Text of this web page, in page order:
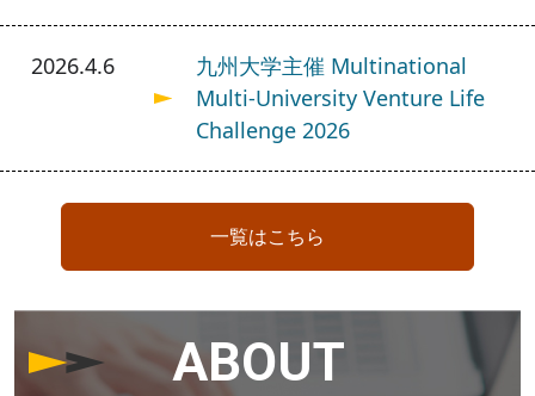
2026.4.6
九州大学主催 Multinational
Multi-University Venture Life
Challenge 2026
一覧はこちら
ABOUT